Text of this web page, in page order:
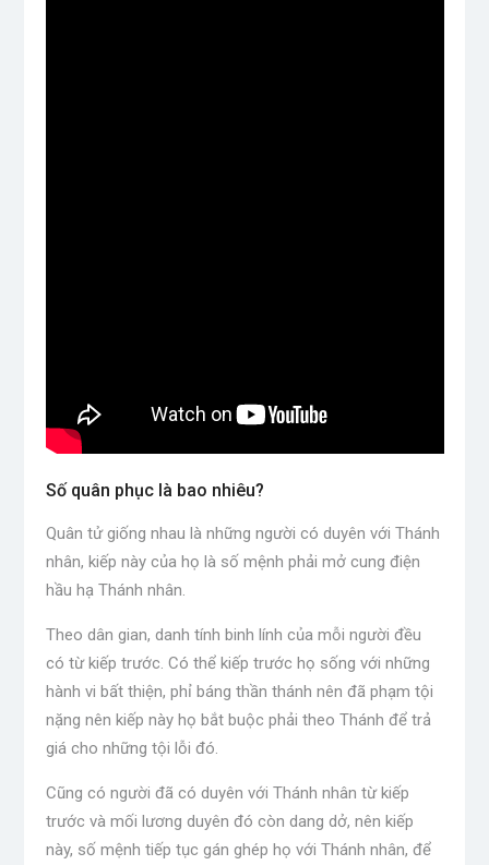
Số quân phục là bao nhiêu?
Quân tử giống nhau là những người có duyên với Thánh
nhân, kiếp này của họ là số mệnh phải mở cung điện
hầu hạ Thánh nhân.
Theo dân gian, danh tính binh lính của mỗi người đều
có từ kiếp trước. Có thể kiếp trước họ sống với những
hành vi bất thiện, phỉ báng thần thánh nên đã phạm tội
nặng nên kiếp này họ bắt buộc phải theo Thánh để trả
giá cho những tội lỗi đó.
Cũng có người đã có duyên với Thánh nhân từ kiếp
trước và mối lương duyên đó còn dang dở, nên kiếp
này, số mệnh tiếp tục gán ghép họ với Thánh nhân, để